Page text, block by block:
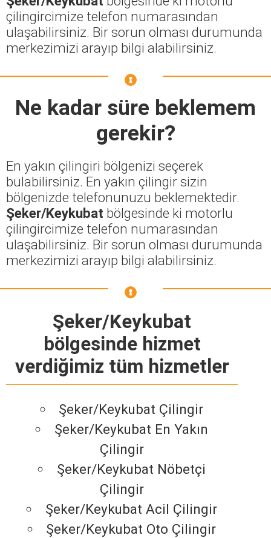
çilingircimize telefon numarasından
ulaşabilirsiniz. Bir sorun olması durumunda
merkezimizi arayıp bilgi alabilirsiniz.
Ne kadar süre beklemem
gerekir?
En yakın çilingiri bölgenizi seçerek
bulabilirsiniz. En yakın çilingir sizin
bölgenizde telefonunuzu beklemektedir.
Şeker/Keykubat bölgesinde ki motorlu
çilingircimize telefon numarasından
ulaşabilirsiniz. Bir sorun olması durumunda
merkezimizi arayıp bilgi alabilirsiniz.
Şeker/Keykubat
bölgesinde hizmet
verdiğimiz tüm hizmetler
Şeker/Keykubat Çilingir
Şeker/Keykubat En Yakın
Çilingir
Şeker/Keykubat Nöbetçi
Çilingir
Şeker/Keykubat Acil Çilingir
Şeker/Keykubat Oto Çilingir